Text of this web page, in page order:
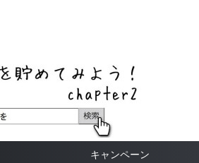
キャンペーン